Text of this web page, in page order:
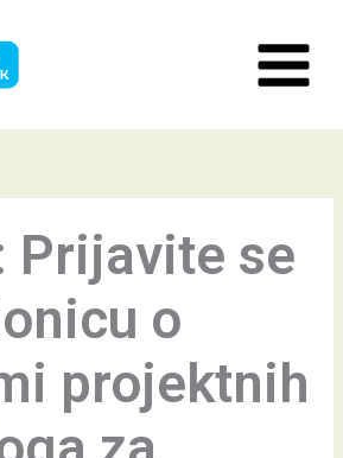
Prijavite se
o
projektnih